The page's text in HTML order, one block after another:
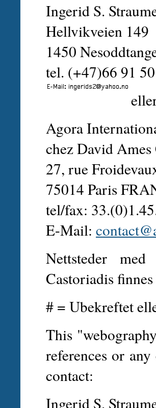
Ingerid S.
Hellvikveien 149
1450
tel. (+47)66 91
Agora
chez David
27, rue
75014 Paris
tel/fax:
E-Mail:
Nettsteder
Castoriadis
# = Ubekreftet
This
references or
contact:
Ingerid S.